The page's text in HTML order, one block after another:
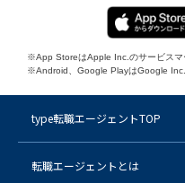
※App StoreはApple Inc.のサービスマ
※Android、Google PlayはGoogle Inc.
type転職エージェントTOP
転職エージェントとは